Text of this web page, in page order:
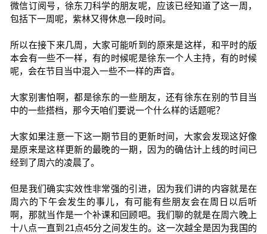
微信订阅号，徐东刀科学的朋友呢，应该已经知道了这一周，
包括下一周呢，紫林又得休息一段时间。
所以在接下来几周，大家可能听到的原来是这样，和平时的版
本会有一些不一样，有的时候呢是徐东一个人主持，有的时候
呢，会在节目当中混入一些不一样的声音。
大家别害怕啊，都是徐东的一些朋友，还有徐东在别的节目当
中的一些搭档，那今天咱们要说一个什么样的话题呢？
大家如果注意一下这一期节目的更新时间，大家会发现这好像
是原来是这样更新的最晚的一期，因为的确估计上线的时间已
经到了周六的凌晨了。
但是我们确实实效性非常强的引进，因为我们讲的内容就是在
周六的下午会发生的事儿，有可能有些朋友会在周日以后听
啊，那就当作是一个补课和回顾吧。我们聊的就是在周六晚上
十八点一直到21点45分之间发生的。这一次越全是因为我国的